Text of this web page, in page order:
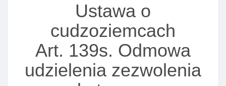
Ustawa o
cudzoziemcach
Art. 139s. Odmowa
udzielenia zezwolenia
Art. 129. Wyłączenie stosowania niektórych
wymogów ustawy
Art. 130. Obowiązek spełnienia wymogów
określonych odrębnymi przepisami
postępowania w sprawie udzielenia
cudzoziemcowi zezwolenia na pobyt czasowy w